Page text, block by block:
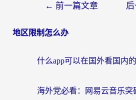
← 前一篇文章
地区限制怎么办